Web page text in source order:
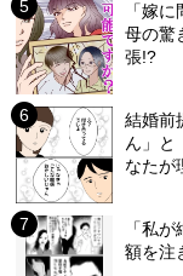
「嫁
母の驚
張!?
結婚前
ん」と
なたが
「私
額を注